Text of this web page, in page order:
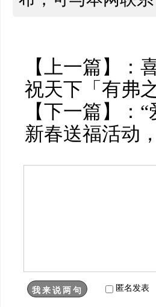
【上一篇】：
祝天下「有弗
【下一篇】： “
新春送福活动
匿名发